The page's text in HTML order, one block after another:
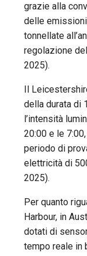
grazie alla
delle
tonnellate
regolazione
2025).
Il
della durata di
l’intensità
20:00 e le
periodo di
elettricità di
2025).
Per quanto
Harbour, in
dotati di
tempo reale in